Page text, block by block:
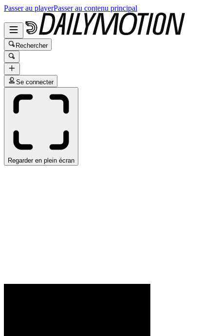
Passer au playerPasser au contenu principal
Rechercher
Se connecter
Regarder en plein écran